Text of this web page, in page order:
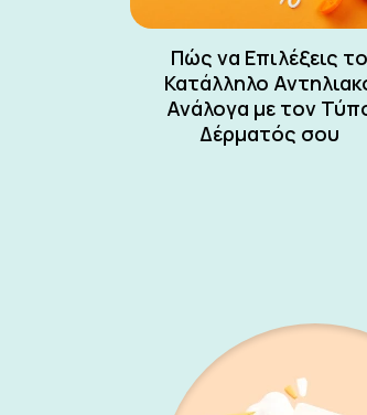
Πώς να Επιλέξεις το
Κατάλληλο
Ανάλογα με τον
Δέρματός σου